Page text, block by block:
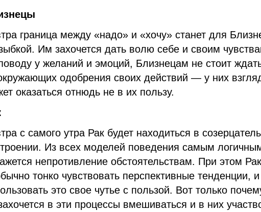
граница между «надо» и «хочу» станет для
Им захочется дать волю себе и своим
у желаний и эмоций, Близнецам не стоит
одобрения своих действий — у них
оказаться отнюдь не в их пользу.
с самого утра Рак будет находиться в
Из всех моделей поведения самым
непротивление обстоятельствам. При этом
тонко чувствовать перспективные тенденции,
это свое чутье с пользой. Вот только
в эти процессы вмешиваться и в них